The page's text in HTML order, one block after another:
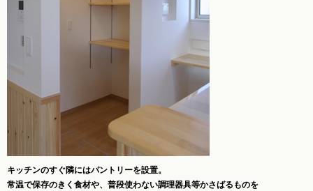
キッチンのすぐ隣にはパントリーを設置。
常温で保存のきく食材や、普段使わない調理器具等かさばるものを